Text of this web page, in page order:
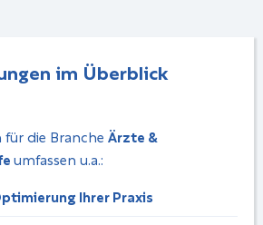
im Über­blick
für die Branche Ärzte &
umfassen u.a.:
Ihrer Praxis